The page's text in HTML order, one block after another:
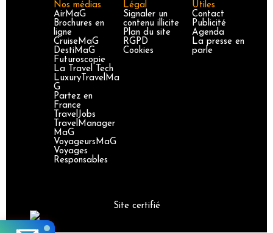
Nos médias
AirMaG
Brochures en
ligne
CruiseMaG
DestiMaG
Futuroscopie
La Travel Tech
LuxuryTravelMa
G
Partez en
France
TravelJobs
TravelManager
MaG
VoyageursMaG
Voyages
Responsables
Légal
Signaler un
contenu illicite
Plan du site
RGPD
Cookies
Utiles
Contact
Publicité
Agenda
La presse en
parle
Site certifié